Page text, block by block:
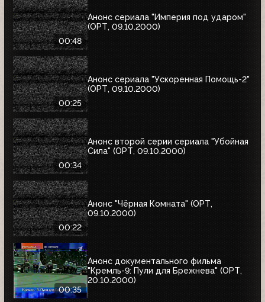
00:48
Анонс сериала "Империя под ударом"
(ОРТ, 09.10.2000)
00:25
Анонс сериала "Ускоренная Помощь-2"
(ОРТ, 09.10.2000)
00:34
Анонс второй серии сериала "Убойная
Сила" (ОРТ, 09.10.2000)
00:22
Анонс "Чёрная Комната" (ОРТ,
09.10.2000)
00:35
Анонс документального фильма
"Кремль-9: Пули для Брежнева" (ОРТ,
20.10.2000)